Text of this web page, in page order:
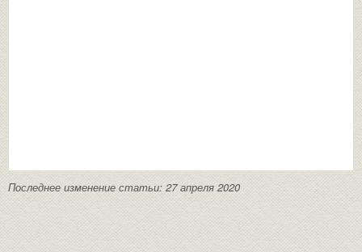
Последнее изменение статьи: 27 апреля 2020